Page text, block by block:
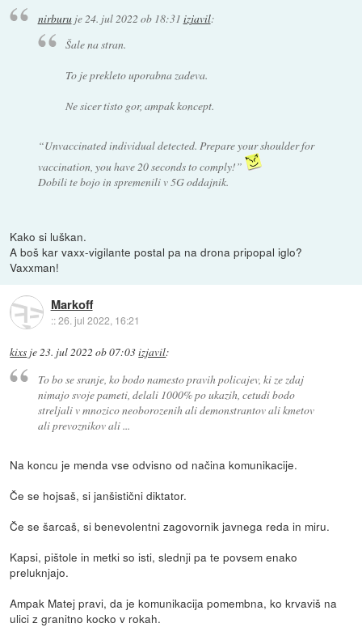
nirburuje 24. jul 2022 ob 18:31 izjavil:
Šale na stran.
To je prekleto uporabna zadeva.
Ne sicer tisto gor, ampak koncept.
“Unvaccinated individual detected. Prepare your shoulder for
vaccination, you have 20 seconds to comply!”
Dobili te bojo in spremenili v 5G oddajnik.
Kako si luškan.
A boš kar vaxx-vigilante postal pa na drona pripopal iglo?
Vaxxman!
Markoff
::26. jul 2022, 16:21
kixs je23. jul 2022 ob 07:03izjavil:
To bo se sranje, ko bodo namesto pravih policajev, ki ze zdaj
nimajo svoje pameti, delali 1000% po ukazih, cetudi bodo
streljali v mnozico neoborozenih ali demonstrantov ali kmetov
ali prevoznikov ali ...
Na koncu je menda vse odvisno od načina komunikacije.
Če se hojsaš, si janšistični diktator.
Če se šarcaš, si benevolentni zagovornik javnega reda in miru.
Kapsi, pištole in metki so isti, slednji pa te povsem enako
preluknjajo.
Ampak Matej pravi, da je komunikacija pomembna, ko krvaviš na
ulici z granitno kocko v rokah.